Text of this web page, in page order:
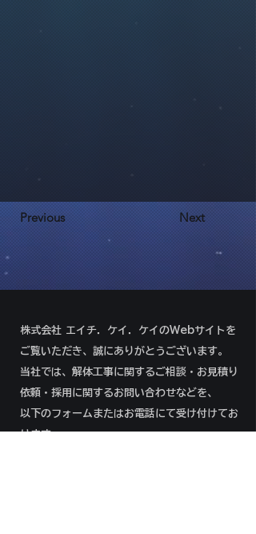
Previous Next
株式会社 エイチ．ケイ．ケイのWebサイトを
ご覧いただき、誠にありがとうございます。
当社では、解体工事に関するご相談・お見積り
依頼・採用に関するお問い合わせなどを、
以下のフォームまたはお電話にて受け付けてお
ります。